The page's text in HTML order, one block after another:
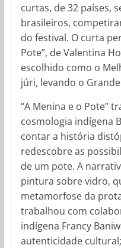
curtas, de 32 países,
brasileiros,
do festival. O curta
Pote”, de Valentina
escolhido como o
júri, levando o
“A Menina e o Pote”
cosmologia indígena
contar a história
redescobre as
de um pote. A
pintura sobre vidro,
metamorfose da
trabalhou com
indígena Francy
autenticidade